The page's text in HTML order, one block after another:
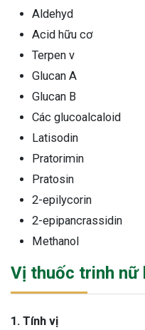
Aldehyd
Acid hữu cơ
Terpen v
Glucan A
Glucan B
Các glucoalcaloid
Latisodin
Pratorimin
Pratosin
2-epilycorin
2-epipancrassidin
Methanol
Vị thuốc trinh nữ
1. Tính vị